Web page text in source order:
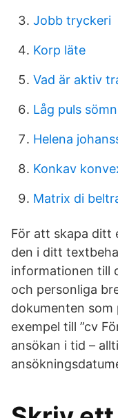
Jobb tryckeri
Korp läte
Vad är aktiv
Låg puls sömn
Helena
Konkav
Matrix di
För att skapa ditt
den i ditt
informationen till
och personliga
dokumenten
exempel till ”cv
ansökan i tid –